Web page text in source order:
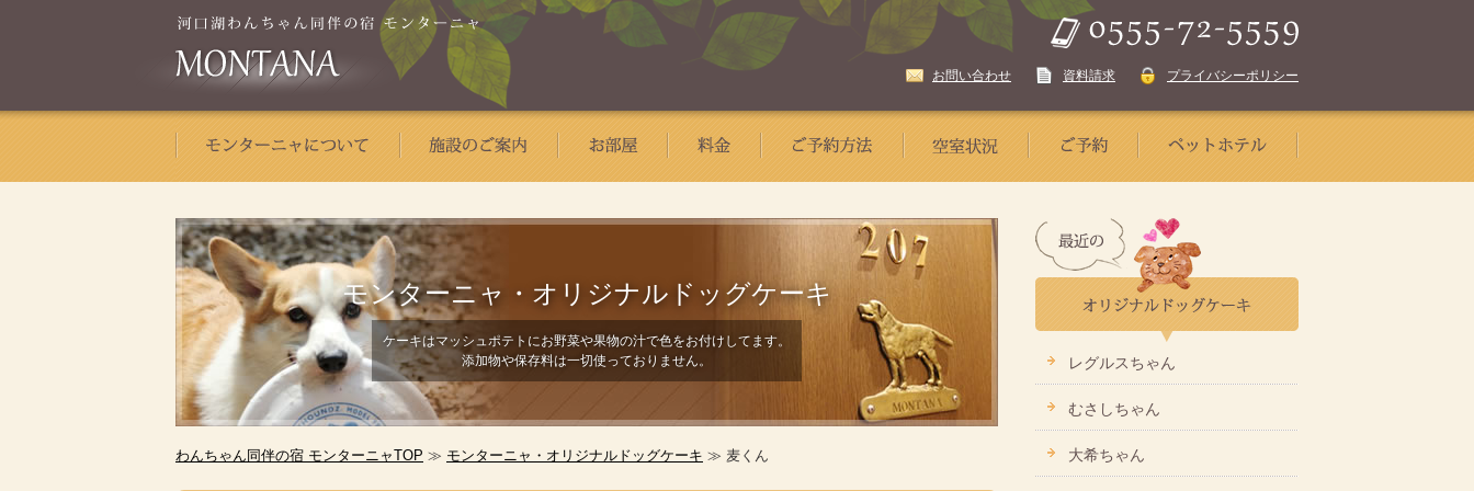
お問い合わせ 資料請求 プライバシーポリシー
モンターニャ・ オリジナルドッグケーキ
ケーキはマッシュポテトにお野菜や果物の汁で色をお付けしてます。
添加物や保存料は一切使っておりません。
わんちゃん同伴の宿 モンターニャTOP ≫ モンターニャ・オリジナルドッグケーキ ≫ 麦くん
レグルスちゃん
むさしちゃん
大希ちゃん